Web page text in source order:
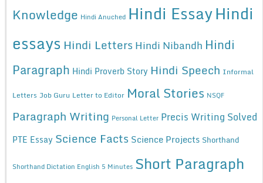
Knowledge Hindi Anuched Hindi EssayHindi
essays Hindi Letters Hindi Nibandh Hindi
Paragraph Hindi Proverb Story Hindi Speech Informal
Letters Job Guru Letter to Editor Moral Stories NSQF
Paragraph Writing Personal Letter Precis Writing Solved
PTE Essay Science Facts Science Projects Shorthand
Shorthand Dictation English 5 Minutes Short Paragraph